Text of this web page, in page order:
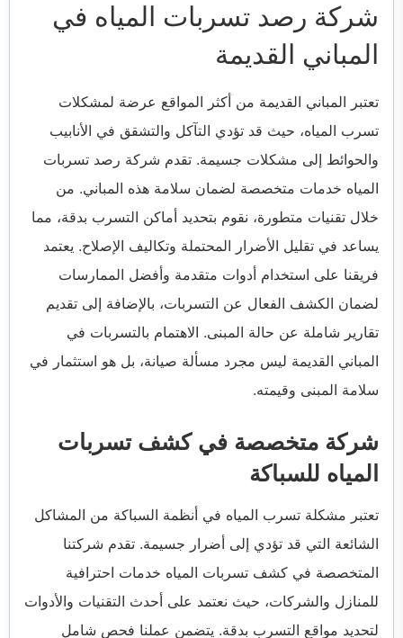
شركة رصد تسربات المياه في
المباني القديمة
تعتبر المباني القديمة من أكثر المواقع عرضة لمشكلات
تسرب المياه، حيث قد تؤدي التآكل والتشقق في الأنابيب
والحوائط إلى مشكلات جسيمة. تقدم شركة رصد تسربات
المياه خدمات متخصصة لضمان سلامة هذه المباني. من
خلال تقنيات متطورة، نقوم بتحديد أماكن التسرب بدقة، مما
يساعد في تقليل الأضرار المحتملة وتكاليف الإصلاح. يعتمد
فريقنا على استخدام أدوات متقدمة وأفضل الممارسات
لضمان الكشف الفعال عن التسربات، بالإضافة إلى تقديم
تقارير شاملة عن حالة المبنى. الاهتمام بالتسربات في
المباني القديمة ليس مجرد مسألة صيانة، بل هو استثمار في
سلامة المبنى وقيمته.
شركة متخصصة في كشف تسربات
المياه للسباكة
تعتبر مشكلة تسرب المياه في أنظمة السباكة من المشاكل
الشائعة التي قد تؤدي إلى أضرار جسيمة. تقدم شركتنا
المتخصصة في كشف تسربات المياه خدمات احترافية
للمنازل والشركات، حيث نعتمد على أحدث التقنيات والأدوات
لتحديد مواقع التسرب بدقة. يتضمن عملنا فحص شامل